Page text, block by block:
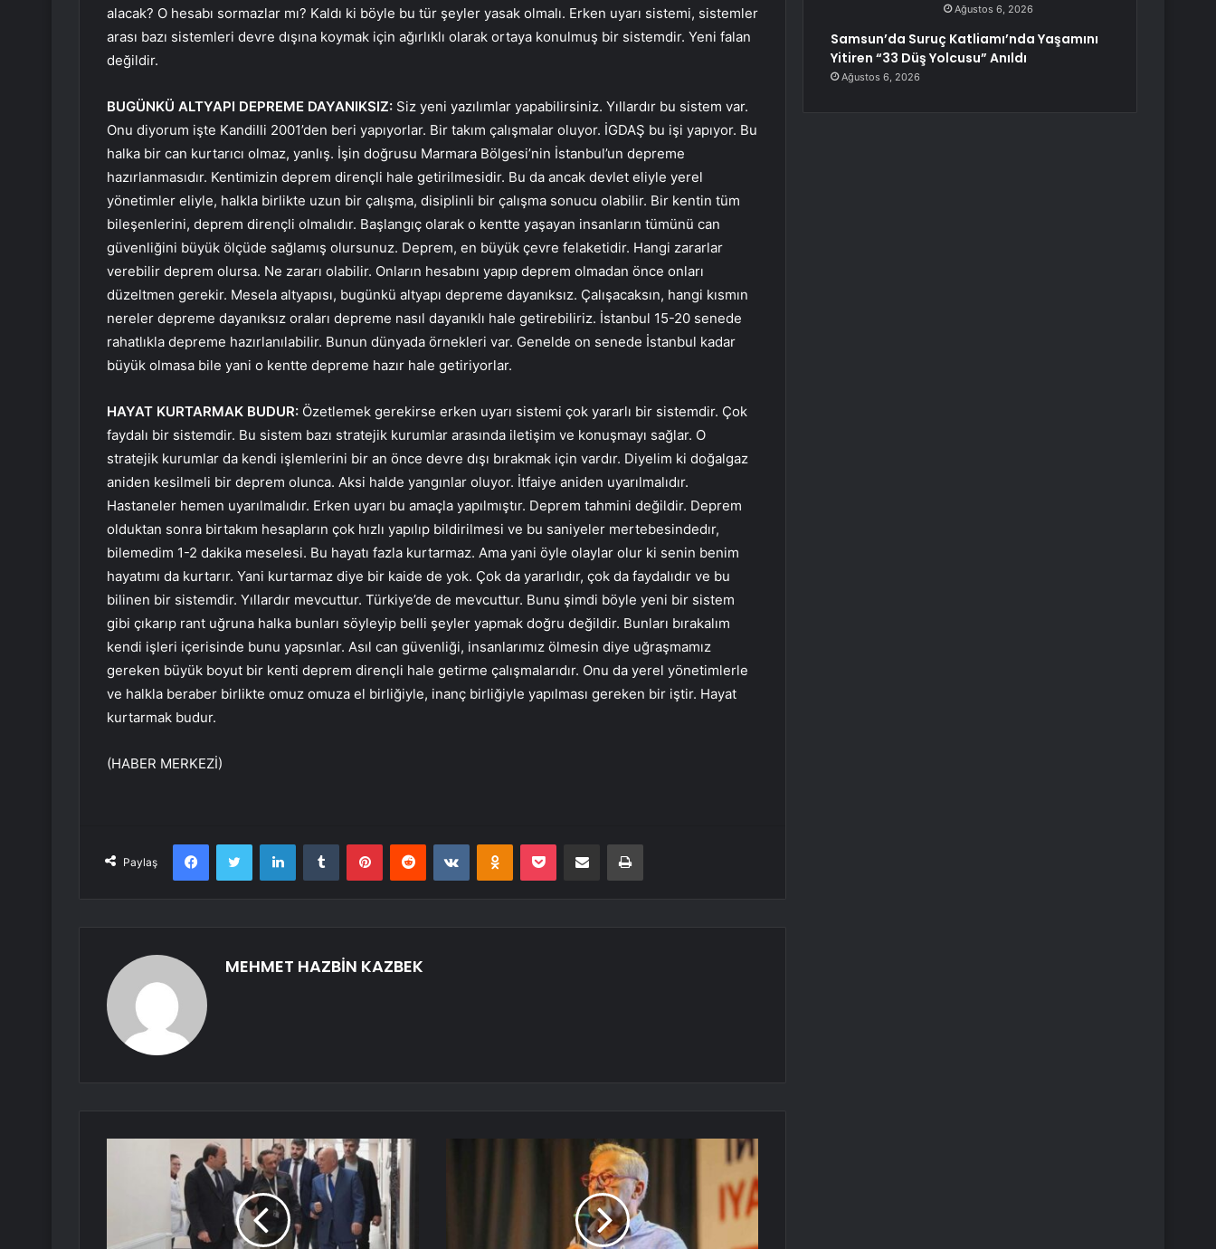
alacak? O hesabı sormazlar mı? Kaldı ki böyle bu tür şeyler yasak olmalı. Erken uyarı sistemi, sistemler
arası bazı sistemleri devre dışına koymak için ağırlıklı olarak ortaya konulmuş bir sistemdir. Yeni falan
değildir.
BUGÜNKÜ ALTYAPI DEPREME DAYANIKSIZ: Siz yeni yazılımlar yapabilirsiniz. Yıllardır bu sistem var.
Onu diyorum işte Kandilli 2001’den beri yapıyorlar. Bir takım çalışmalar oluyor. İGDAŞ bu işi yapıyor. Bu
halka bir can kurtarıcı olmaz, yanlış. İşin doğrusu Marmara Bölgesi’nin İstanbul’un depreme
hazırlanmasıdır. Kentimizin deprem dirençli hale getirilmesidir. Bu da ancak devlet eliyle yerel
yönetimler eliyle, halkla birlikte uzun bir çalışma, disiplinli bir çalışma sonucu olabilir. Bir kentin tüm
bileşenlerini, deprem dirençli olmalıdır. Başlangıç olarak o kentte yaşayan insanların tümünü can
güvenliğini büyük ölçüde sağlamış olursunuz. Deprem, en büyük çevre felaketidir. Hangi zararlar
verebilir deprem olursa. Ne zararı olabilir. Onların hesabını yapıp deprem olmadan önce onları
düzeltmen gerekir. Mesela altyapısı, bugünkü altyapı depreme dayanıksız. Çalışacaksın, hangi kısmın
nereler depreme dayanıksız oraları depreme nasıl dayanıklı hale getirebiliriz. İstanbul 15-20 senede
rahatlıkla depreme hazırlanılabilir. Bunun dünyada örnekleri var. Genelde on senede İstanbul kadar
büyük olmasa bile yani o kentte depreme hazır hale getiriyorlar.
HAYAT KURTARMAK BUDUR: Özetlemek gerekirse erken uyarı sistemi çok yararlı bir sistemdir. Çok
faydalı bir sistemdir. Bu sistem bazı stratejik kurumlar arasında iletişim ve konuşmayı sağlar. O
stratejik kurumlar da kendi işlemlerini bir an önce devre dışı bırakmak için vardır. Diyelim ki doğalgaz
aniden kesilmeli bir deprem olunca. Aksi halde yangınlar oluyor. İtfaiye aniden uyarılmalıdır.
Hastaneler hemen uyarılmalıdır. Erken uyarı bu amaçla yapılmıştır. Deprem tahmini değildir. Deprem
olduktan sonra birtakım hesapların çok hızlı yapılıp bildirilmesi ve bu saniyeler mertebesindedır,
bilemedim 1-2 dakika meselesi. Bu hayatı fazla kurtarmaz. Ama yani öyle olaylar olur ki senin benim
hayatımı da kurtarır. Yani kurtarmaz diye bir kaide de yok. Çok da yararlıdır, çok da faydalıdır ve bu
bilinen bir sistemdir. Yıllardır mevcuttur. Türkiye’de de mevcuttur. Bunu şimdi böyle yeni bir sistem
gibi çıkarıp rant uğruna halka bunları söyleyip belli şeyler yapmak doğru değildir. Bunları bırakalım
kendi işleri içerisinde bunu yapsınlar. Asıl can güvenliği, insanlarımız ölmesin diye uğraşmamız
gereken büyük boyut bir kenti deprem dirençli hale getirme çalışmalarıdır. Onu da yerel yönetimlerle
ve halkla beraber birlikte omuz omuza el birliğiyle, inanç birliğiyle yapılması gereken bir iştir. Hayat
kurtarmak budur.
(HABER MERKEZİ)
Paylaş
FacebookTwitter LinkedInTumblr PinterestReddit VKontakteOdnoklassniki
Pocket E-Posta ile paylaş Yazdır
MEHMET HAZBİN KAZBEK
Ağustos 6, 2026
Samsun’da Suruç Katliamı’nda Yaşamını
Yitiren “33 Düş Yolcusu” Anıldı
Ağustos 6, 2026